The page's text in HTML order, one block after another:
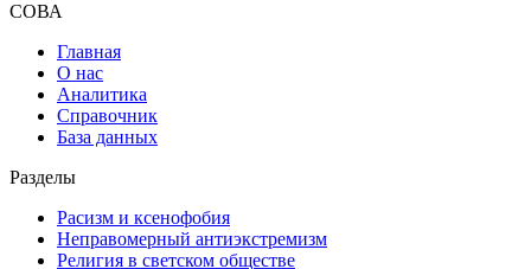
СОВА
Главная
О нас
Аналитика
Справочник
База данных
Разделы
Расизм и ксенофобия
Неправомерный антиэкстремизм
Религия в светском обществе